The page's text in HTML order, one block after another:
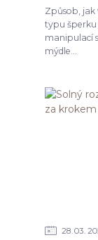
Způsob, jak
typu šperku
manipulací
mýdle...
28 03